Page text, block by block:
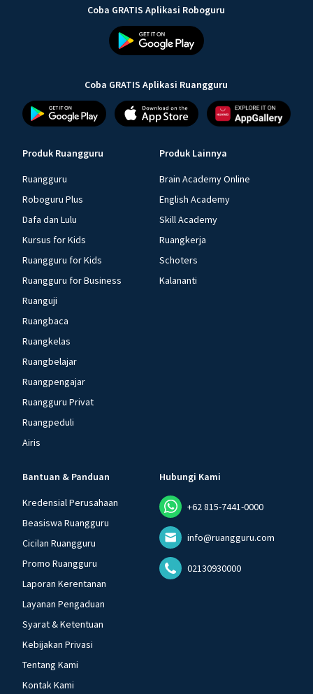
Coba GRATIS Aplikasi Roboguru
Coba GRATIS Aplikasi Ruangguru
Produk Ruangguru
Ruangguru
Roboguru Plus
Dafa dan Lulu
Kursus for Kids
Ruangguru for Kids
Ruangguru for Business
Ruanguji
Ruangbaca
Ruangkelas
Ruangbelajar
Ruangpengajar
Ruangguru Privat
Ruangpeduli
Airis
Produk Lainnya
Brain Academy Online
English Academy
Skill Academy
Ruangkerja
Schoters
Kalananti
Bantuan & Panduan
Kredensial Perusahaan
Beasiswa Ruangguru
Cicilan Ruangguru
Promo Ruangguru
Laporan Kerentanan
Layanan Pengaduan
Syarat & Ketentuan
Kebijakan Privasi
Tentang Kami
Kontak Kami
Hubungi Kami
+62 815-7441-0000
info@ruangguru.com
02130930000